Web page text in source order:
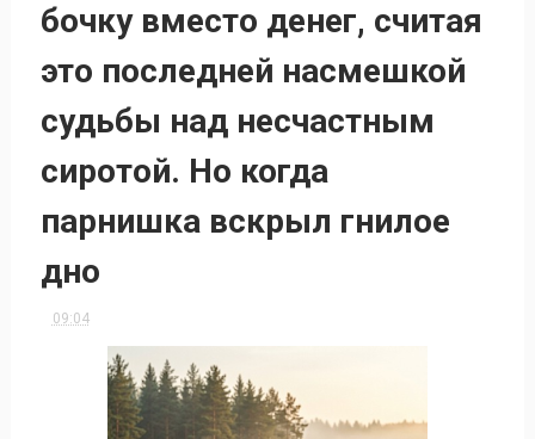
бочку вместо денег, считая
это последней насмешкой
судьбы над несчастным
сиротой. Но когда
парнишка вскрыл гнилое
дно
09:04